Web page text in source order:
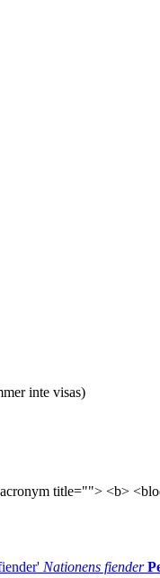
inte visas)
title=""> <b>
Nationens fiender